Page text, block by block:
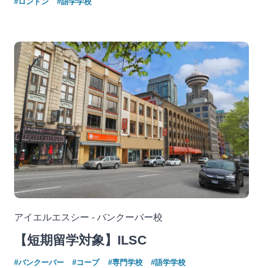
アイエルエスシー - バンクーバー校
【短期留学対象】ILSC
#バンクーバー #コープ #専門学校 #語学学校